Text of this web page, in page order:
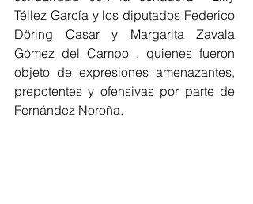
Téllez García y los diputados Federico
Döring Casar y Margarita Zavala
Gómez del Campo , quienes fueron
objeto de expresiones amenazantes,
prepotentes y ofensivas por parte de
Fernández Noroña.